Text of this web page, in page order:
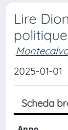
Lire
2025-01-01
Scheda